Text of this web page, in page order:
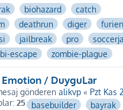
biohazard
catch
deathrun diger furien
jailbreak pro
escape
zombie-plague
Emotion / DuyguLar
gönderen alikvp « Pzt Kas
25 basebuilder
bayrak